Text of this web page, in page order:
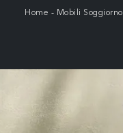
Home - Mobili Soggiorno